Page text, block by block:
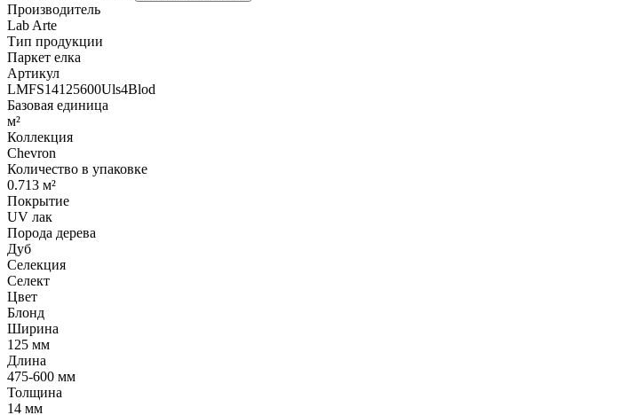
Производитель
Lab Arte
Тип продукции
Паркет елка
Артикул
LMFS14125600Uls4Blod
Базовая единица
м²
Коллекция
Chevron
Количество в упаковке
0.713 м²
Покрытие
UV лак
Порода дерева
Дуб
Селекция
Селект
Цвет
Блонд
Ширина
125 мм
Длина
475-600 мм
Толщина
14 мм